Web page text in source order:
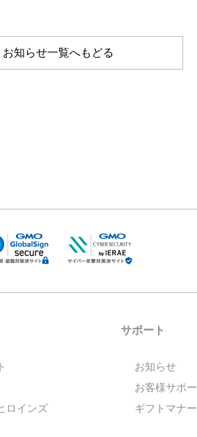
お知らせ一覧へもどる
ロインズ
サポート
お知らせ
お客様サポー
ギフトマナ